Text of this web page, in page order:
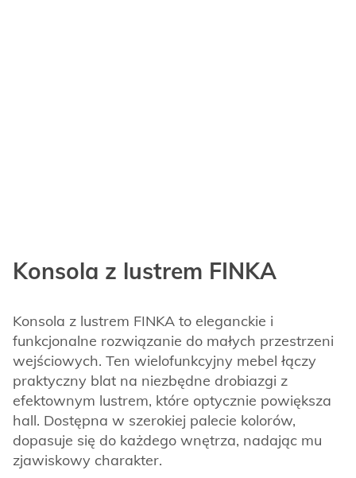
Konsola z lustrem FINKA
Konsola z lustrem FINKA to eleganckie i
funkcjonalne rozwiązanie do małych przestrzeni
wejściowych. Ten wielofunkcyjny mebel łączy
praktyczny blat na niezbędne drobiazgi z
efektownym lustrem, które optycznie powiększa
hall. Dostępna w szerokiej palecie kolorów,
dopasuje się do każdego wnętrza, nadając mu
zjawiskowy charakter.